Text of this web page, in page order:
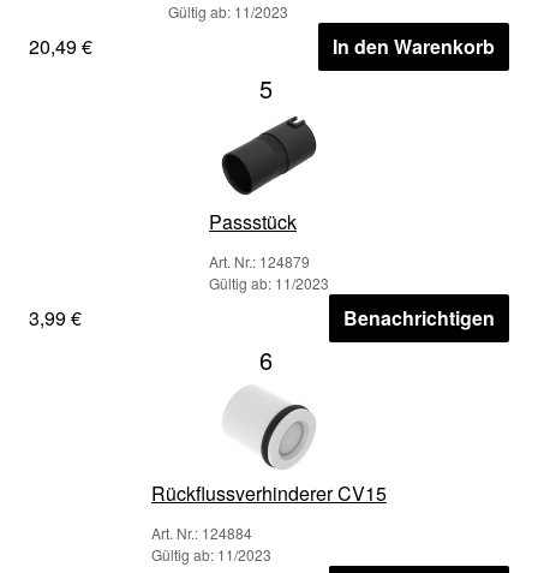
Gültig ab: 11/2023
20,49 € In den Warenkorb
5
Passstück
Art. Nr.: 124879
Gültig ab: 11/2023
3,99 € Benachrichtigen
6
Rückflussverhinderer CV15
Art. Nr.: 124884
Gültig ab: 11/2023